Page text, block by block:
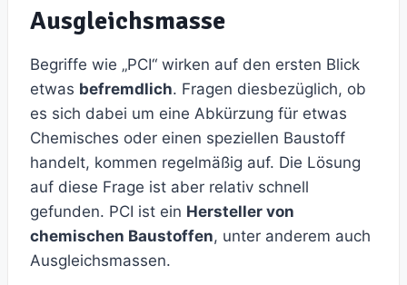
Ausgleichsmasse
Begriffe wie „PCI“ wirken auf den ersten Blick
etwas befremdlich. Fragen diesbezüglich, ob
es sich dabei um eine Abkürzung für etwas
Chemisches oder einen speziellen Baustoff
handelt, kommen regelmäßig auf. Die Lösung
auf diese Frage ist aber relativ schnell
gefunden. PCI ist ein Hersteller von
chemischen Baustoffen, unter anderem auch
Ausgleichsmassen.